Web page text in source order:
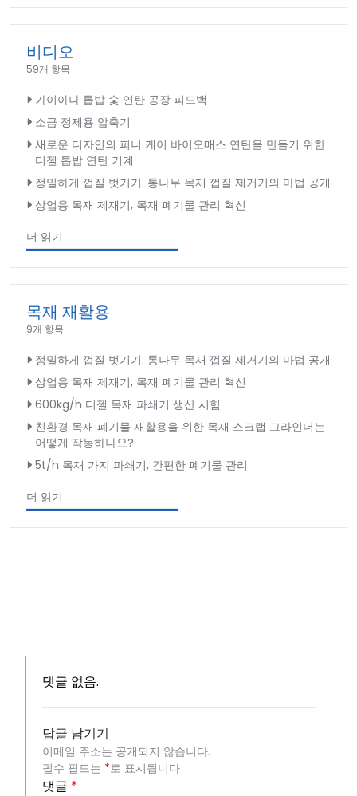
비디오
59개 항목
가이아나 톱밥 숯 연탄 공장 피드백
소금 정제용 압축기
새로운 디자인의 피니 케이 바이오매스 연탄을 만들기 위한
디젤 톱밥 연탄 기계
정밀하게 껍질 벗기기: 통나무 목재 껍질 제거기의 마법 공개
상업용 목재 제재기, 목재 폐기물 관리 혁신
더 읽기
목재 재활용
9개 항목
정밀하게 껍질 벗기기: 통나무 목재 껍질 제거기의 마법 공개
상업용 목재 제재기, 목재 폐기물 관리 혁신
600kg/h 디젤 목재 파쇄기 생산 시험
친환경 목재 폐기물 재활용을 위한 목재 스크랩 그라인더는
어떻게 작동하나요?
5t/h 목재 가지 파쇄기, 간편한 폐기물 관리
더 읽기
댓글 없음.
답글 남기기
이메일 주소는 공개되지 않습니다.
필수 필드는 *로 표시됩니다
댓글 *